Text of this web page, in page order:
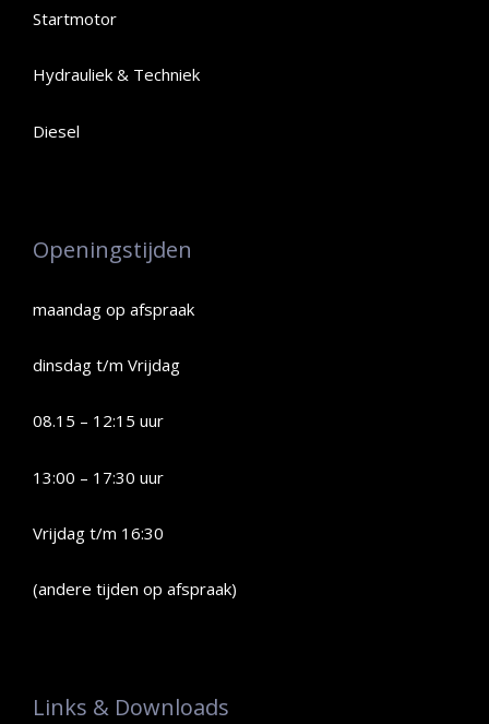
Startmotor
Hydrauliek & Techniek
Diesel
Openingstijden
maandag op afspraak
dinsdag t/m Vrijdag
08.15 – 12:15 uur
13:00 – 17:30 uur
Vrijdag t/m 16:30
(andere tijden op afspraak)
Links & Downloads